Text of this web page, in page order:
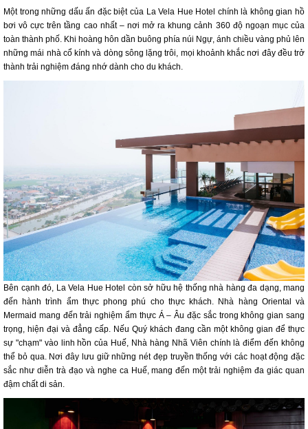
Một trong những dấu ấn đặc biệt của La Vela Hue Hotel chính là không gian hồ
bơi vô cực trên tầng cao nhất – nơi mở ra khung cảnh 360 độ ngoạn mục của
toàn thành phố. Khi hoàng hôn dần buông phía núi Ngự, ánh chiều vàng phủ lên
những mái nhà cổ kính và dòng sông lặng trôi, mọi khoảnh khắc nơi đây đều trở
thành trải nghiệm đáng nhớ dành cho du khách.
Bên cạnh đó, La Vela Hue Hotel còn sở hữu hệ thống nhà hàng đa dạng, mang
đến hành trình ẩm thực phong phú cho thực khách. Nhà hàng Oriental và
Mermaid mang đến trải nghiệm ẩm thực Á – Âu đặc sắc trong không gian sang
trọng, hiện đại và đẳng cấp. Nếu Quý khách đang cần một không gian để thực
sự "chạm" vào linh hồn của Huế, Nhà hàng Nhã Viên chính là điểm đến không
thể bỏ qua. Nơi đây lưu giữ những nét đẹp truyền thống với các hoạt động đặc
sắc như diễn trà đạo và nghe ca Huế, mang đến một trải nghiệm đa giác quan
đậm chất di sản.